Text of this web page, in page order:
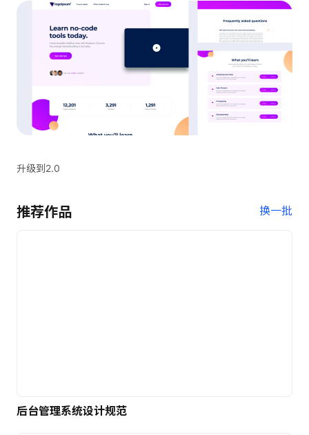
升级到2.0
推荐作品 换一批
后台管理系统设计规范